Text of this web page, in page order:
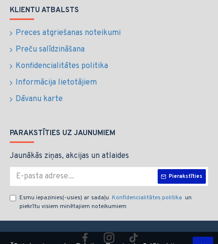
KLIENTU ATBALSTS
Preces atgriešanas noteikumi
Preču salīdzināšana
Konfidencialitātes politika
Informācija lietotājiem
Dāvanu karte
PARAKSTĪTIES UZ JAUNUMIEM
Jaunākās ziņas, akcijas un atlaides
Pierakstīties
Esmu iepazinies(-usies) ar sadaļu Konfidencialitātes politika un
piekrītu visiem minētajiem noteikumiem